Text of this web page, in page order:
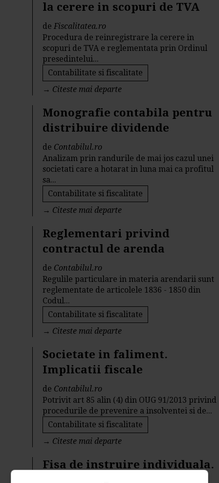
la cerere in scopuri de TVA
deFiscalitatea.ro
Procedura de reinregistrare la cerere in
scopuri de TVA e reglementata prin Ordinul
presedintelui...
Contabilitate si fiscalitate
→ Citeste mai departe
Monografie contabila pentru
distribuire dividende
de Contabilul.ro
Analizam prin randurile de mai jos cazul unei
societati care a hotarat in luna mai ca profitul
sa...
Contabilitate si fiscalitate
→ Citeste mai departe
Reglementari privind
contractul de arenda
de Contabilul.ro
Regulile particulare in materia arendarii sunt
reglementate de articolele 1836 - 1850 din
Codul...
Contabilitate si fiscalitate
→ Citeste mai departe
Societate in faliment.
Implicatii fiscale
de Contabilul.ro
Potrivit art 85 alin (4) din OUG 91/2013 privind
procedurile de prevenire a insolventei si de...
Contabilitate si fiscalitate
→ Citeste mai departe
Fisa de instruire individuala.